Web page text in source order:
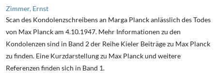
Zimmer, Ernst
Scan des Kondolenzschreibens an Marga Planck anlässlich des Todes
von Max Planck am 4.10.1947. Mehr Informationen zu den
Kondolenzen sind in Band 2 der Reihe Kieler Beiträge zu Max Planck
zu finden. Eine Kurzdarstellung zu Max Planck und weitere
Referenzen finden sich in Band 1.